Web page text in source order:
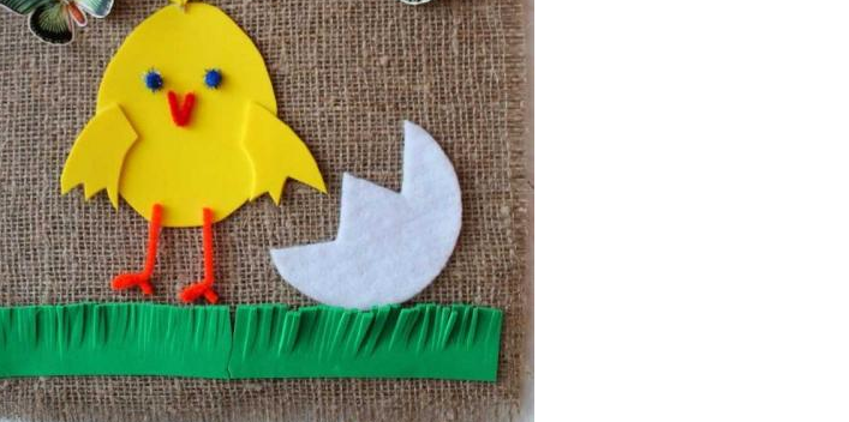
Поделка из природного
материала
Аппликация из бумаги
Поделки на новый год Красивые поделки Сад из цветной бумаги
Зайчик из бумаги Бумаги для детей
Поделки в детском саду
Букеты из цветной
бумаги